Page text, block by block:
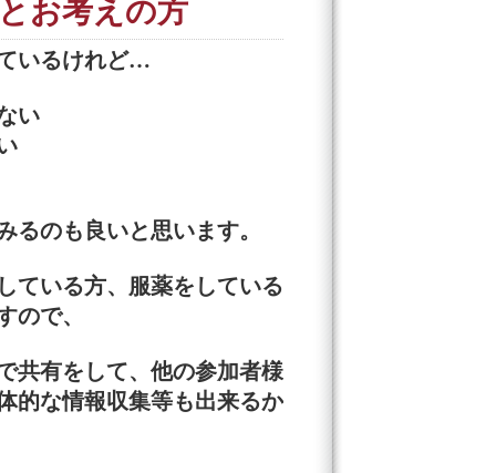
お考えの方
いるけれど…
い
のも良いと思います。
ている方、服薬をしている
ので、
共有をして、他の参加者様
的な情報収集等も出来るか